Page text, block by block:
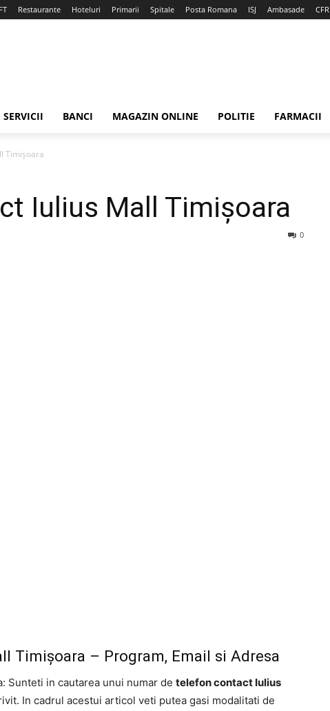
Restaurante Hoteluri Primarii Spitale Posta Romana ISJ Ambasade CFR
SERVICII BANCI MAGAZIN ONLINE POLITIE FARMACII
Timișoara
Iulius Mall Timișoara
0
Timișoara – Program, Email si Adresa
Sunteti in cautarea unui numar de telefon contact Iulius
In cadrul acestui articol veti putea gasi modalitati de